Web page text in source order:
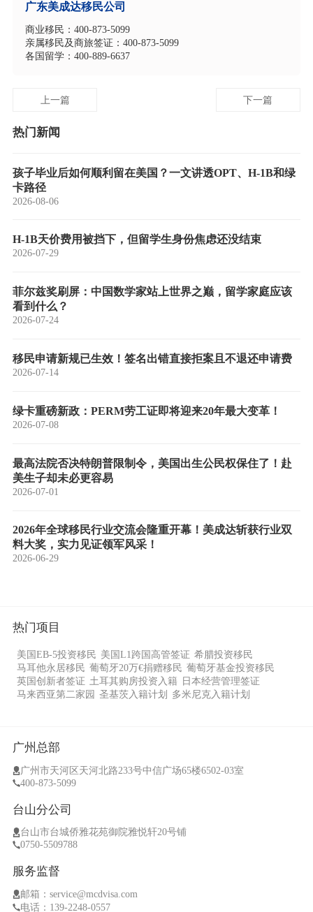
广东美成达移民公司
商业移民：400-873-5099
亲属移民及商旅签证：400-873-5099
各国留学：400-889-6637
上一篇 下一篇
热门新闻
孩子毕业后如何顺利留在美国？一文讲透OPT、H-1B和绿
卡路径
2026-08-06
H-1B天价费用被挡下，但留学生身份焦虑还没结束
2026-07-29
菲尔兹奖刷屏：中国数学家站上世界之巅，留学家庭应该
看到什么？
2026-07-24
移民申请新规已生效！签名出错直接拒案且不退还申请费
2026-07-14
绿卡重磅新政：PERM劳工证即将迎来20年最大变革！
2026-07-08
最高法院否决特朗普限制令，美国出生公民权保住了！赴
美生子却未必更容易
2026-07-01
2026年全球移民行业交流会隆重开幕！美成达斩获行业双
料大奖，实力见证领军风采！
2026-06-29
热门项目
美国EB-5投资移民 美国L1跨国高管签证 希腊投资移民
马耳他永居移民 葡萄牙20万€捐赠移民 葡萄牙基金投资移民
英国创新者签证 土耳其购房投资入籍 日本经营管理签证
马来西亚第二家园 圣基茨入籍计划 多米尼克入籍计划
广州总部
广州市天河区天河北路233号中信广场65楼6502-03室
400-873-5099
台山分公司
台山市台城侨雅花苑御院雅悦轩20号铺
0750-5509788
服务监督
邮箱：service@mcdvisa.com
电话：139-2248-0557